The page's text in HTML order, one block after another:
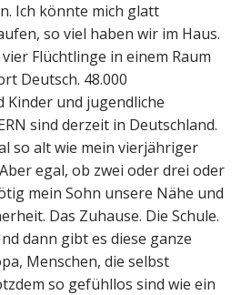
Ich könnte mich glatt
so viel haben wir im Haus.
Flüchtlinge in einem Raum
Deutsch. 48.000
Kinder und jugendliche
sind derzeit in Deutschland.
so alt wie mein vierjähriger
egal, ob zwei oder drei oder
mein Sohn unsere Nähe und
Das Zuhause. Die Schule.
dann gibt es diese ganze
Menschen, die selbst
so gefühllos sind wie ein